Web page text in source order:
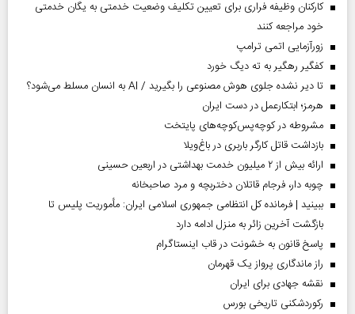
کارکنان وظیفه فراری برای تعیین تکلیف وضعیت خدمتی به یگان خدمتی
خود مراجعه کنند
زورآزمایی اتمی ترامپ
کفگیر رهگیر به ته دیگ خورد
تا دیر نشده جلوی هوش مصنوعی را بگیرید / AI به انسان مسلط می‌شود؟
هرمز؛ ابتکارعمل در دست ایران
مشروطه در کوچه‌پس‌کوچه‌های پایتخت
بازداشت قاتل کارگر باربری در باغ‌ویلا
ارائه بیش از ۲ میلیون خدمت بهداشتی در اربعین حسینی
چوبه دار، فرجام قاتلان دختربچه و مرد صاحبخانه
ببینید | فرمانده کل انتظامی جمهوری اسلامی ایران­: مأموریت پلیس تا
بازگشت آخرین زائر به منزل ادامه دارد
پاسخ قانون به خشونت در قاب اینستاگرام
راز ماندگاری پرواز یک قهرمان
نقشه جهادی برای ایران
رکوردشکنی تاریخی بورس